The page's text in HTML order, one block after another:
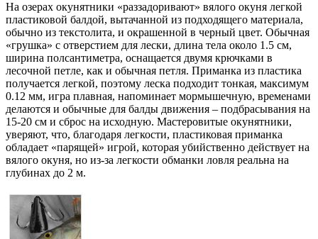
На озерах окунятники «раззадоривают» вялого окуня легкой
пластиковой балдой, вытачанной из подходящего материала,
обычно из текстолита, и окрашенной в черный цвет. Обычная
«грушка» с отверстием для лески, длина тела около 1.5 см,
ширина полсантиметра, оснащается двумя крючками в
лесочной петле, как и обычная петля. Приманка из пластика
получается легкой, поэтому леска подходит тонкая, максимум
0.12 мм, игра плавная, напоминает мормышечную, временами
делаются и обычные для балды движения – подбрасывания на
15-20 см и сброс на исходную. Мастеровитые окунятники,
уверяют, что, благодаря легкости, пластиковая приманка
обладает «парящей» игрой, которая убийственно действует на
вялого окуня, но из-за легкости обманки ловля реальна на
глубинах до 2 м.